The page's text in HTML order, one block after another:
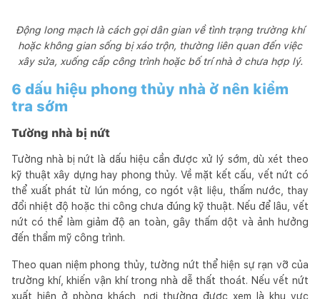
Động long mạch là cách gọi dân gian về tình trạng trường khí
hoặc không gian sống bị xáo trộn, thường liên quan đến việc
xây sửa, xuống cấp công trình hoặc bố trí nhà ở chưa hợp lý.
6 dấu hiệu phong thủy nhà ở nên kiểm
tra sớm
Tường nhà bị nứt
Tường nhà bị nứt là dấu hiệu cần được xử lý sớm, dù xét theo
kỹ thuật xây dựng hay phong thủy. Về mặt kết cấu, vết nứt có
thể xuất phát từ lún móng, co ngót vật liệu, thấm nước, thay
đổi nhiệt độ hoặc thi công chưa đúng kỹ thuật. Nếu để lâu, vết
nứt có thể làm giảm độ an toàn, gây thấm dột và ảnh hưởng
đến thẩm mỹ công trình.
Theo quan niệm phong thủy, tường nứt thể hiện sự rạn vỡ của
trường khí, khiến vận khí trong nhà dễ thất thoát. Nếu vết nứt
xuất hiện ở phòng khách, nơi thường được xem là khu vực